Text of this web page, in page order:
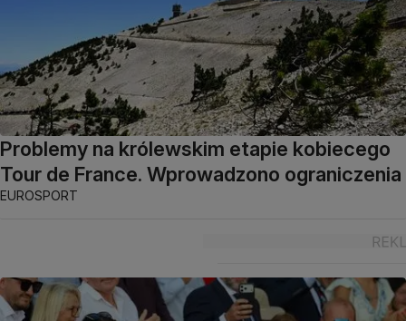
Problemy na królewskim etapie kobiecego
Tour de France. Wprowadzono ograniczenia
EUROSPORT